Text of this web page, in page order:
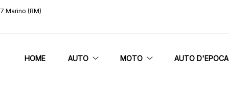
Marino (RM)
HOME AUTO MOTO AUTO D'EPOCA